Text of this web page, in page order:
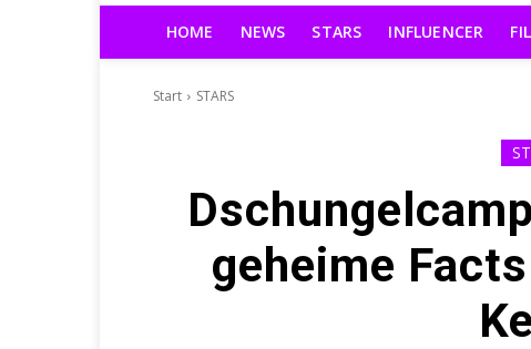
HOME NEWS STARS INFLUENCER
Start STARS
geheime